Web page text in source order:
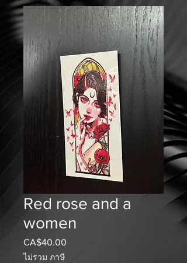
Red rose and a
women
CA$40.00
ไม่รวม ภาษี